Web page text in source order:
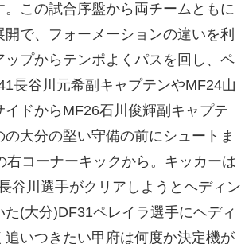
この試合序盤から両チームともに
で、フォーメーションの違いを利
プからテンポよくパスを回し、ペ
長谷川元希副キャプテンやMF24山
ドからMF26石川俊輝副キャプテ
大分の堅い守備の前にシュートま
コーナーキックから。キッカーは
谷川選手がクリアしようとヘディン
(大分)DF31ペレイラ選手にヘディ
いつきたい甲府は何度か決定機が